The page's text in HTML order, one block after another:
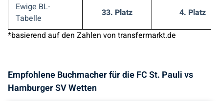
Ewige BL-
Tabelle
33. Platz
4. Platz
*basierend auf den Zahlen von transfermarkt.de
Empfohlene Buchmacher für die FC St. Pauli vs
Hamburger SV Wetten